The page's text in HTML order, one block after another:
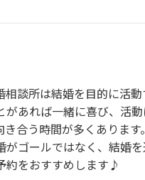
談所は結婚を目的に活
あれば一緒に喜び、活
合う時間が多くありま
ゴールではなく、結婚
約をおすすめします♪